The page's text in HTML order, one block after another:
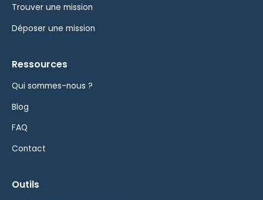
Trouver une mission
Déposer une mission
Ressources
Qui sommes-nous ?
Blog
FAQ
Contact
Outils